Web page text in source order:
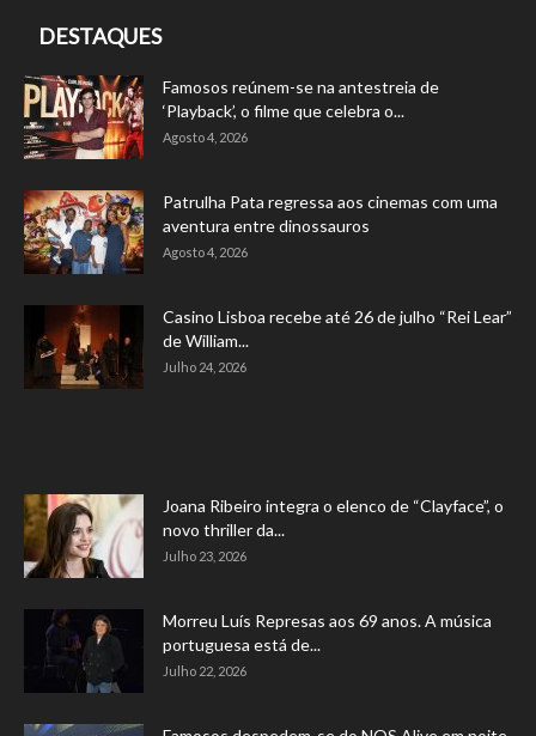
DESTAQUES
Famosos reúnem-se na antestreia de
‘Playback’, o filme que celebra o...
Agosto 4, 2026
Patrulha Pata regressa aos cinemas com uma
aventura entre dinossauros
Agosto 4, 2026
Casino Lisboa recebe até 26 de julho “Rei Lear”
de William...
Julho 24, 2026
Joana Ribeiro integra o elenco de “Clayface”, o
novo thriller da...
Julho 23, 2026
Morreu Luís Represas aos 69 anos. A música
portuguesa está de...
Julho 22, 2026